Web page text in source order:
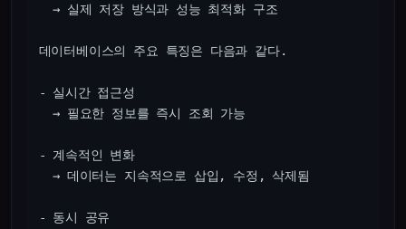
  → 실제 저장 방식과 성능 최적화 구조
데이터베이스의 주요 특징은 다음과 같다.
- 실시간 접근성
  → 필요한 정보를 즉시 조회 가능
- 계속적인 변화
  → 데이터는 지속적으로 삽입, 수정, 삭제됨
- 동시 공유